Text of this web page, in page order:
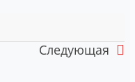
Следующая